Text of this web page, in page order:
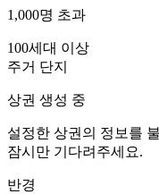
1,000명 초과
100세대 이상
주거 단지
상권 생성 중
설정한 상권의 정보를
잠시만 기다려주세요.
반경